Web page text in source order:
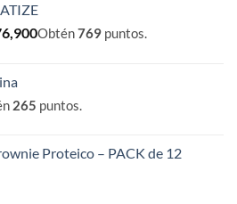
Rango
₡31,900
Obtén769 puntos.
265 puntos.
Proteico – PACK de 12